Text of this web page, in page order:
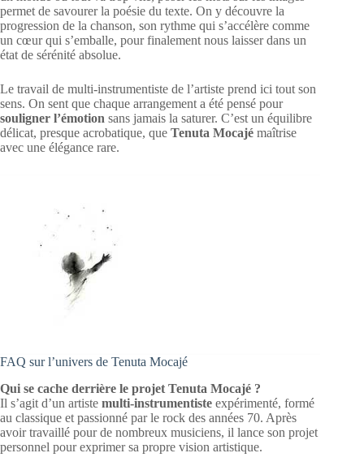
permet de savourer la poésie du texte. On y découvre la
progression de la chanson, son rythme qui s’accélère comme
un cœur qui s’emballe, pour finalement nous laisser dans un
état de sérénité absolue.
Le travail de multi-instrumentiste de l’artiste prend ici tout son
sens. On sent que chaque arrangement a été pensé pour
souligner l’émotion sans jamais la saturer. C’est un équilibre
délicat, presque acrobatique, que Tenuta Mocajé maîtrise
avec une élégance rare.
FAQ sur l’univers de Tenuta Mocajé
Qui se cache derrière le projet Tenuta Mocajé ?
Il s’agit d’un artiste multi-instrumentiste expérimenté, formé
au classique et passionné par le rock des années 70. Après
avoir travaillé pour de nombreux musiciens, il lance son projet
personnel pour exprimer sa propre vision artistique.